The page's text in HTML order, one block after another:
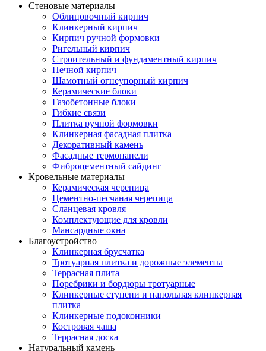
Стеновые материалы
Облицовочный кирпич
Клинкерный кирпич
Кирпич ручной формовки
Ригельный кирпич
Строительный и фундаментный кирпич
Печной кирпич
Шамотный огнеупорный кирпич
Керамические блоки
Газобетонные блоки
Гибкие связи
Плитка ручной формовки
Клинкерная фасадная плитка
Декоративный камень
Фасадные термопанели
Фиброцементный сайдинг
Кровельные материалы
Керамическая черепица
Цементно-песчаная черепица
Сланцевая кровля
Комплектующие для кровли
Мансардные окна
Благоустройство
Клинкерная брусчатка
Тротуарная плитка и дорожные элементы
Террасная плита
Поребрики и бордюры тротуарные
Клинкерные ступени и напольная клинкерная
плитка
Клинкерные подоконники
Костровая чаша
Террасная доска
Натуральный камень